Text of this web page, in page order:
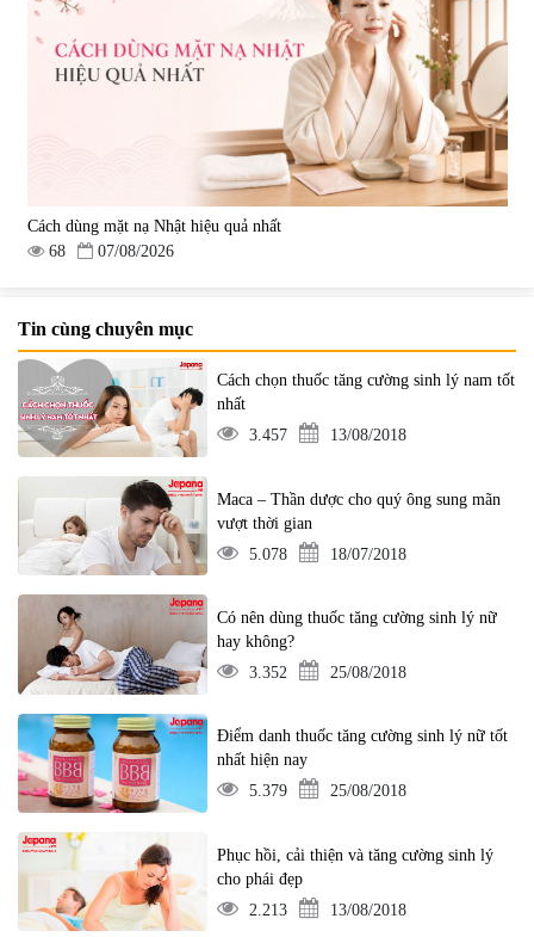
Cách dùng mặt nạ Nhật hiệu quả nhất
68
07/08/2026
Tin cùng chuyên mục
Cách chọn thuốc tăng cường sinh lý nam tốt
nhất
3.457
13/08/2018
Maca – Thần dược cho quý ông sung mãn
vượt thời gian
5.078
18/07/2018
Có nên dùng thuốc tăng cường sinh lý nữ
hay không?
3.352
25/08/2018
Điểm danh thuốc tăng cường sinh lý nữ tốt
nhất hiện nay
5.379
25/08/2018
Phục hồi, cải thiện và tăng cường sinh lý
cho phái đẹp
2.213
13/08/2018